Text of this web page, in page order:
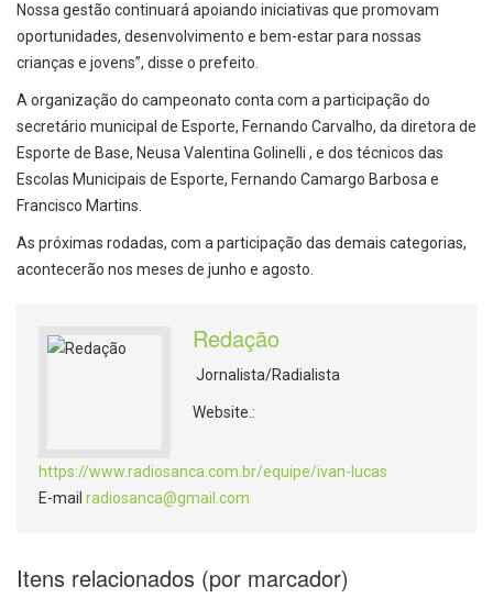
Nossa gestão continuará apoiando iniciativas que promovam
oportunidades, desenvolvimento e bem-estar para nossas
crianças e jovens”, disse o prefeito.
A organização do campeonato conta com a participação do
secretário municipal de Esporte, Fernando Carvalho, da diretora de
Esporte de Base, Neusa Valentina Golinelli , e dos técnicos das
Escolas Municipais de Esporte, Fernando Camargo Barbosa e
Francisco Martins.
As próximas rodadas, com a participação das demais categorias,
acontecerão nos meses de junho e agosto.
Redação
Jornalista/Radialista
Website.:
https://www.radiosanca.com.br/equipe/ivan-lucas
E-mail radiosanca@gmail.com
Itens relacionados (por marcador)